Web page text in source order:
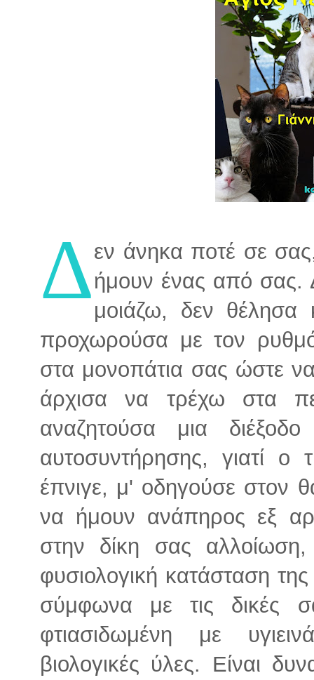
Δεν άνηκα ποτέ σε
ήμουν ένας από σας.
μοιάζω, δεν
προχωρούσα με τον
στα μονοπάτια σας ώστε
άρχισα να τρέχω στα
αναζητούσα μια
αυτοσυντήρησης, γιατί
έπνιγε, μ' οδηγούσε στον
να ήμουν ανάπηρος εξ
στην δίκη σας
φυσιολογική κατάσταση
σύμφωνα με τις δικές
φτιασιδωμένη με
βιολογικές ύλες. Είναι